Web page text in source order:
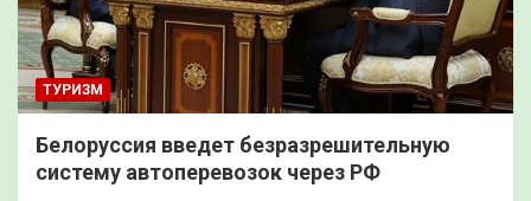
ТУРИЗМ
Белоруссия введет безразрешительную
систему автоперевозок через РФ